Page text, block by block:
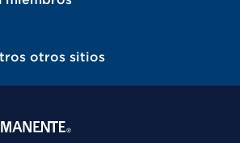
otros sitios